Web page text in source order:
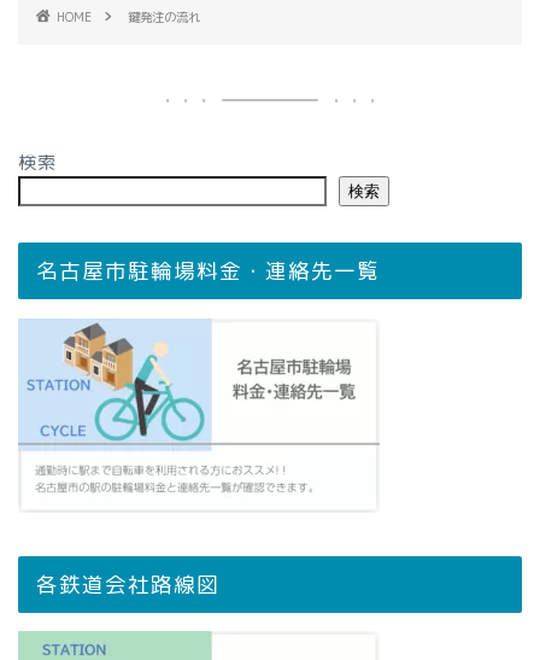
HOME 鍵発注の流れ
検索
検索
名古屋市駐輪場料金・連絡先一覧
各鉄道会社路線図